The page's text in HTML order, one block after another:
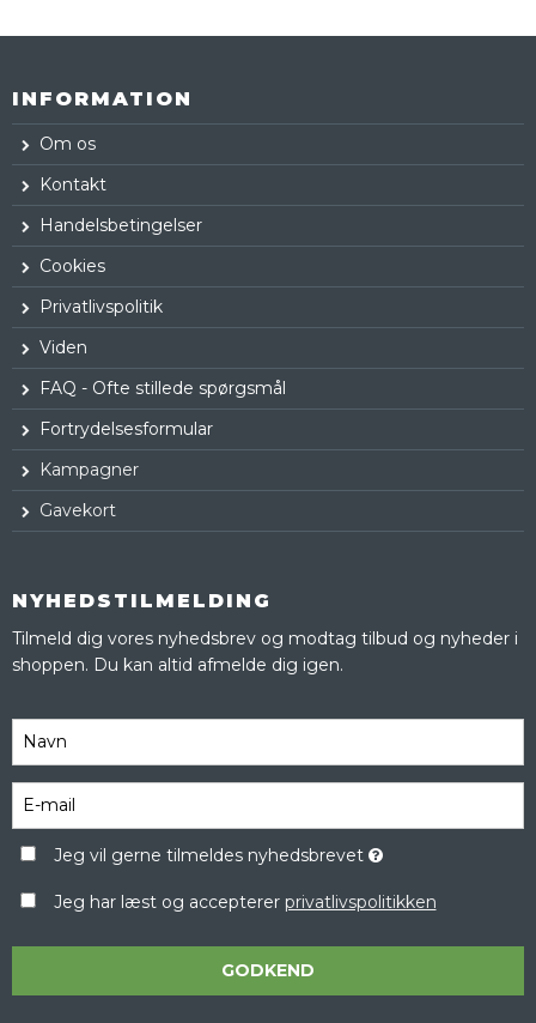
INFORMATION
Om os
Kontakt
Handelsbetingelser
Cookies
Privatlivspolitik
Viden
FAQ - Ofte stillede spørgsmål
Fortrydelsesformular
Kampagner
Gavekort
NYHEDSTILMELDING
Tilmeld dig vores nyhedsbrev og modtag tilbud og nyheder i
shoppen. Du kan altid afmelde dig igen.
Jeg vil gerne tilmeldes nyhedsbrevet
Jeg har læst og accepterer privatlivspolitikken
GODKEND